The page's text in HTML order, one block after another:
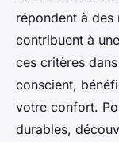
répondent à des
contribuent à
ces critères
conscient,
votre confort.
durables,